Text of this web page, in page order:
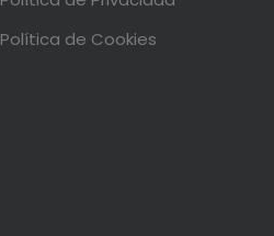
Política de Cookies